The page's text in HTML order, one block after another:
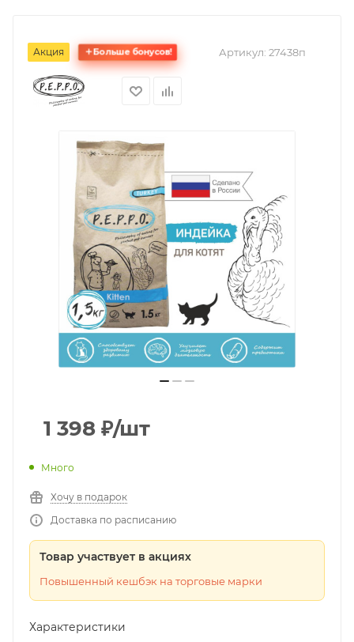
Акция Больше бонусов! Артикул: 27438п
1 398 ₽/шт
Много
Хочу в подарок
Доставка по расписанию
Товар участвует в акциях
Повышенный кешбэк на торговые марки
Характеристики